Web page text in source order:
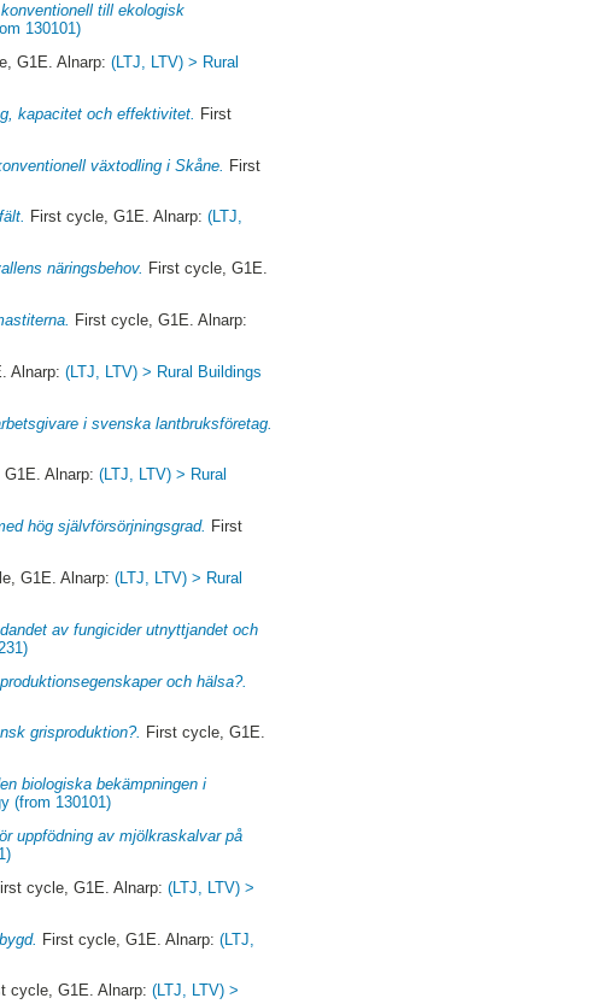
till ekologisk
130101)
G1E. Alnarp:(LTJ, LTV) > Rural
kapacitet och effektivitet.
First
växtodling i Skåne.
First
First cycle, G1E. Alnarp:(LTJ,
näringsbehov. First cycle, G1E.
First cycle, G1E. Alnarp:
Alnarp:(LTJ, LTV) > Rural Buildings
i svenska lantbruksföretag.
G1E. Alnarp:(LTJ, LTV) > Rural
hög självförsörjningsgrad. First
G1E. Alnarp:(LTJ, LTV) > Rural
av fungicider utnyttjandet och
och hälsa?.
grisproduktion?. First cycle, G1E.
biologiska bekämpningen i
(from 130101)
uppfödning av mjölkraskalvar på
cycle, G1E. Alnarp:(LTJ, LTV) >
First cycle, G1E. Alnarp:(LTJ,
cycle, G1E. Alnarp:(LTJ, LTV) >